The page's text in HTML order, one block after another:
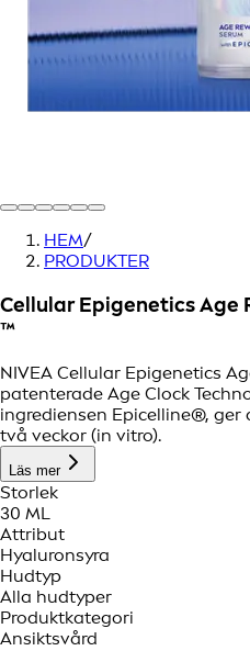
HEM/
PRODUKTER
Cellular Epigenetics Age
™
NIVEA Cellular Epigenetics
patenterade Age Clock
ingrediensen Epicelline®,
två veckor (in vitro).
Läs mer
Storlek
30 ML
Attribut
Hyaluronsyra
Hudtyp
Alla hudtyper
Produktkategori
Ansiktsvård